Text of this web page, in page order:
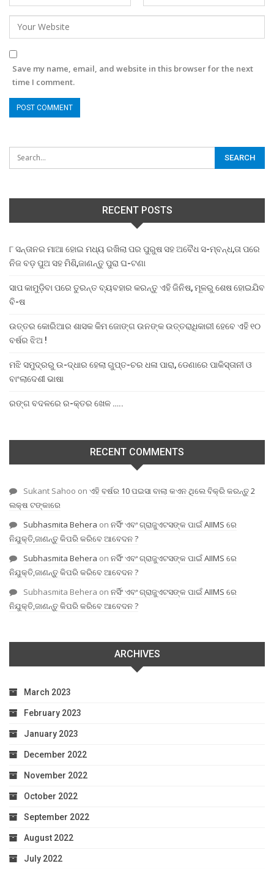
Save my name, email, and website in this browser for the next
time I comment.
RECENT POSTS
୮ ସନ୍ତାନର ମାଆ ହୋଇ ମଧ୍ୟ ରଖିଲା ପର ପୁରୁଷ ସହ ଅବୈଧ ସ-ମ୍ବନ୍ଧ,ତା ପରେ
ନିଜ ବଡ଼ ପୁଅ ସହ ମିଶି,ଜାଣନ୍ତୁ ପୁରା ଘ-ଟଣା
ସାପ କାମୁଡ଼ିବା ପରେ ତୁରନ୍ତ ବ୍ୟବହାର କରନ୍ତୁ ଏହି ଜିନିଷ, ମୂଳରୁ ଶେଷ ହୋଇଯିବ
ବି-ଷ
ଉତ୍ତର କୋରିଆର ଶାସକ କିମ ଜୋଙ୍ଗ ଉନଙ୍କ ଉତ୍ତରାଧିକାରୀ ହେବେ ଏହି ୧୦
ବର୍ଷର ଝିଅ !
ମଝି ସମୁଦ୍ରରୁ ଉ-ଦ୍ଧାର ହେଲା ଗୁପ୍ତ-ଚର ଧଳା ପାରା, ଡେଣାରେ ପାକିସ୍ତାନୀ ଓ
ବାଂଲାଦେଶୀ ଭାଷା
ରଙ୍ଗ ବଦଳରେ ର-କ୍ତର ଖେଳ …..
RECENT COMMENTS
Sukant Sahoo on ଏହି ବର୍ଷର 10 ପଇସା ବାଲା କଏନ ଥିଲେ ବିକ୍ରି କରନ୍ତୁ 2
ଲକ୍ଷ ଟଙ୍କାରେ
Subhasmita Behera on ନର୍ସିଂ ଏବଂ ଗ୍ରାଜୁଏଟସଙ୍କ ପାଇଁ AIIMS ରେ
ନିଯୁକ୍ତି,ଜାଣନ୍ତୁ କିପରି କରିବେ ଆବେଦନ ?
Subhasmita Behera on ନର୍ସିଂ ଏବଂ ଗ୍ରାଜୁଏଟସଙ୍କ ପାଇଁ AIIMS ରେ
ନିଯୁକ୍ତି,ଜାଣନ୍ତୁ କିପରି କରିବେ ଆବେଦନ ?
Subhasmita Behera on ନର୍ସିଂ ଏବଂ ଗ୍ରାଜୁଏଟସଙ୍କ ପାଇଁ AIIMS ରେ
ନିଯୁକ୍ତି,ଜାଣନ୍ତୁ କିପରି କରିବେ ଆବେଦନ ?
ARCHIVES
March 2023
February 2023
January 2023
December 2022
November 2022
October 2022
September 2022
August 2022
July 2022